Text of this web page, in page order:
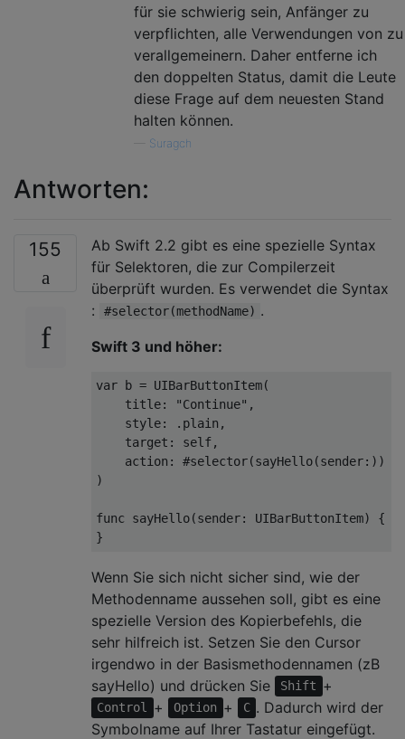
für sie schwierig sein, Anfänger zu
verpflichten, alle Verwendungen von zu
verallgemeinern. Daher entferne ich
den doppelten Status, damit die Leute
diese Frage auf dem neuesten Stand
halten können.
Suragch
Antworten:
155
Ab Swift 2.2 gibt es eine spezielle Syntax
für Selektoren, die zur Compilerzeit
überprüft wurden. Es verwendet die Syntax
:
#selector(methodName) .
Swift 3 und höher:
var b = UIBarButtonItem(
    title
: "Continue" ,
    style
: . plain ,
    target
: self,
    action
: #selector(sayHello(sender:))
)
func sayHello(sender: UIBarButtonItem)
{
}
Wenn Sie sich nicht sicher sind, wie der
Methodenname aussehen soll, gibt es eine
spezielle Version des Kopierbefehls, die
sehr hilfreich ist. Setzen Sie den Cursor
irgendwo in der Basismethodennamen (zB
sayHello) und drücken Sie
Shift +
Control + Option + C . Dadurch wird der
Symbolname auf Ihrer Tastatur eingefügt.